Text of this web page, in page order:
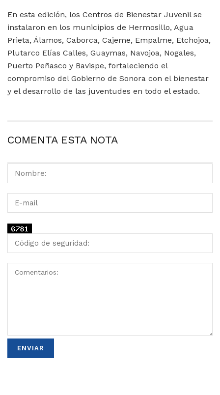
En esta edición, los Centros de Bienestar Juvenil se
instalaron en los municipios de Hermosillo, Agua
Prieta, Álamos, Caborca, Cajeme, Empalme, Etchojoa,
Plutarco Elías Calles, Guaymas, Navojoa, Nogales,
Puerto Peñasco y Bavispe, fortaleciendo el
compromiso del Gobierno de Sonora con el bienestar
y el desarrollo de las juventudes en todo el estado.
COMENTA ESTA NOTA